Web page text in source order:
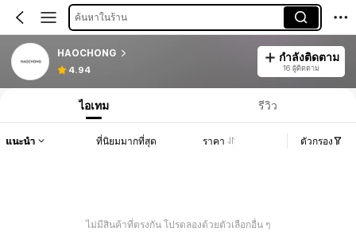
ค้นหาในร้าน
HAOCHONG
4.94
กำลังติดตาม
16 ผู้ติดตาม
ไอเทม รีวิว
แนะนำ ที่นิยมมากที่สุด ราคา ตัวกรอง
ไม่มีสินค้าที่ตรงกัน โปรดลองด้วยตัวเลือกอื่น ๆ